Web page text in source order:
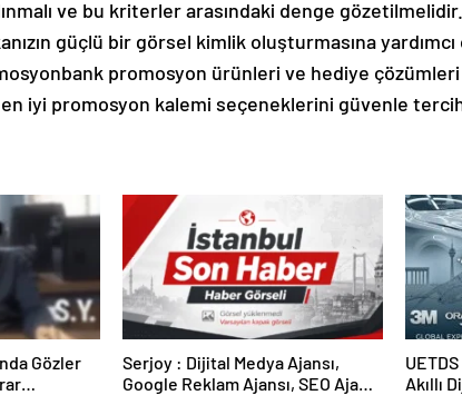
ve bu kriterler arasındaki denge
güçlü bir görsel kimlik oluşturmasına
promosyon ürünleri ve hediye
en iyi promosyon kalemi seçeneklerini güvenle
Gözler
Serjoy : Dijital Medya Ajansı,
Google Reklam Ajansı, SEO Ajansı
Akıllı